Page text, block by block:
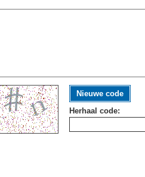
Nieuwe code
Herhaal code: